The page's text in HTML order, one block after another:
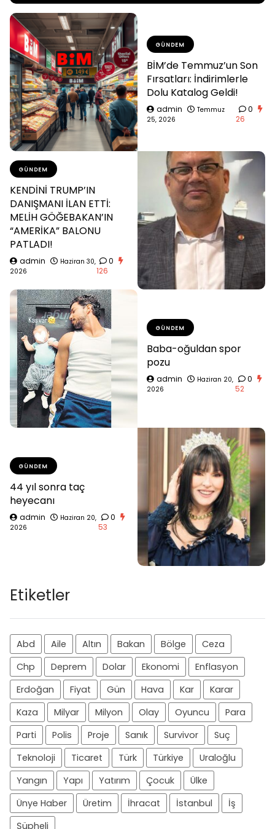
GÜNDEM
BİM’de Temmuz’un Son
Fırsatları: İndirimlerle
Dolu Katalog Geldi!
admin
Temmuz
25, 2026
0
26
GÜNDEM
KENDİNİ TRUMP’IN
DANIŞMANI İLAN ETTİ:
MELİH GÖĞEBAKAN’IN
“AMERİKA” BALONU
PATLADI!
admin
Haziran 30,
2026
0
126
GÜNDEM
Baba-oğuldan spor
pozu
admin
Haziran 20,
2026
0
52
GÜNDEM
44 yıl sonra taç
heyecanı
admin
Haziran 20,
2026
0
53
Etiketler
Abd Aile Altın Bakan Bölge
Ceza
Chp
Deprem Dolar Ekonomi
Enflasyon
Erdoğan
Fiyat Gün Hava Kar
Karar
Kaza
Milyar Milyon Olay Oyuncu
Para
Parti
Polis Proje Sanık Survivor
Suç
Teknoloji
Ticaret Türk Türkiye
Uraloğlu
Yangın
Yapı Yatırım Çocuk
Ülke
Ünye Haber
Üretim İhracat İstanbul
İş
Şüpheli